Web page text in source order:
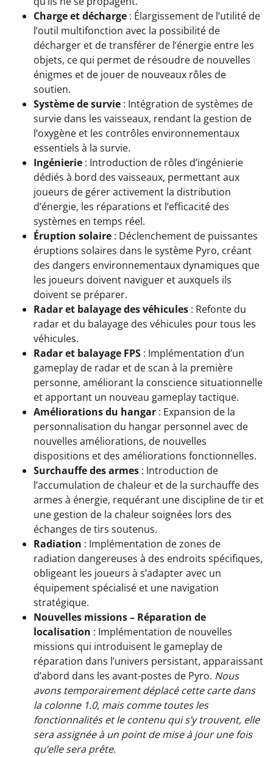
Charge et décharge : Élargissement de l’utilité de
l’outil multifonction avec la possibilité de
décharger et de transférer de l’énergie entre les
objets, ce qui permet de résoudre de nouvelles
énigmes et de jouer de nouveaux rôles de
soutien.
Système de survie : Intégration de systèmes de
survie dans les vaisseaux, rendant la gestion de
l’oxygène et les contrôles environnementaux
essentiels à la survie.
Ingénierie : Introduction de rôles d’ingénierie
dédiés à bord des vaisseaux, permettant aux
joueurs de gérer activement la distribution
d’énergie, les réparations et l’efficacité des
systèmes en temps réel.
Éruption solaire : Déclenchement de puissantes
éruptions solaires dans le système Pyro, créant
des dangers environnementaux dynamiques que
les joueurs doivent naviguer et auxquels ils
doivent se préparer.
Radar et balayage des véhicules : Refonte du
radar et du balayage des véhicules pour tous les
véhicules.
Radar et balayage FPS : Implémentation d’un
gameplay de radar et de scan à la première
personne, améliorant la conscience situationnelle
et apportant un nouveau gameplay tactique.
Améliorations du hangar : Expansion de la
personnalisation du hangar personnel avec de
nouvelles améliorations, de nouvelles
dispositions et des améliorations fonctionnelles.
Surchauffe des armes : Introduction de
l’accumulation de chaleur et de la surchauffe des
armes à énergie, requérant une discipline de tir et
une gestion de la chaleur soignées lors des
échanges de tirs soutenus.
Radiation : Implémentation de zones de
radiation dangereuses à des endroits spécifiques,
obligeant les joueurs à s’adapter avec un
équipement spécialisé et une navigation
stratégique.
Nouvelles missions – Réparation de
localisation : Implémentation de nouvelles
missions qui introduisent le gameplay de
réparation dans l’univers persistant, apparaissant
d’abord dans les avant-postes de Pyro. Nous
avons temporairement déplacé cette carte dans
la colonne 1.0, mais comme toutes les
fonctionnalités et le contenu qui s’y trouvent, elle
sera assignée à un point de mise à jour une fois
qu’elle sera prête.